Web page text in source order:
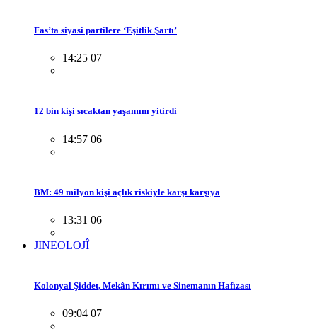
Fas’ta siyasi partilere ‘Eşitlik Şartı’
14:25 07
12 bin kişi sıcaktan yaşamını yitirdi
14:57 06
BM: 49 milyon kişi açlık riskiyle karşı karşıya
13:31 06
JINEOLOJÎ
Kolonyal Şiddet, Mekân Kırımı ve Sinemanın Hafızası
09:04 07